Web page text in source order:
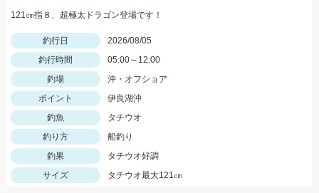
121㎝指８、超極太ドラゴン登場です！
釣行日
2026/08/05
釣行時間
05:00～12:00
釣場
沖・オフショア
ポイント
伊良湖沖
釣魚
タチウオ
釣り方
船釣り
釣果
タチウオ好調
サイズ
タチウオ最大121㎝